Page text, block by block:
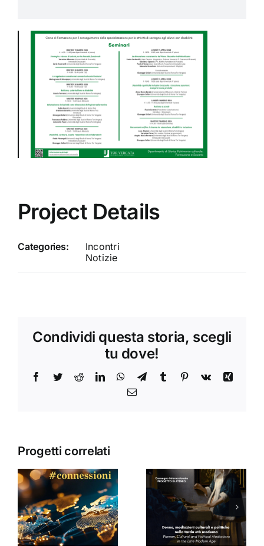
Project Details
Categories:
Incontri
Notizie
Condividi questa storia, scegli
tu dove!
Facebook
TwitterRedditLinkedInWhatsApp
TelegramTumblr Pinterest
Vk
Xing
Email
Progetti correlati
Donne,
mediazioni
culturali e
politiche
nella tarda
Seminario
di Arabella
Sinclair